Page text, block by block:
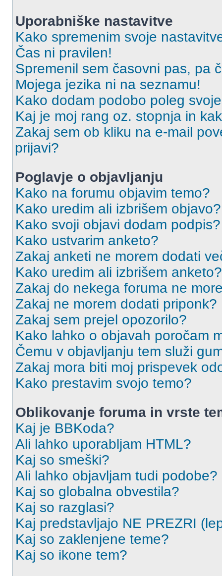
Uporabniške nastavitve
Kako spremenim svoje
Čas ni pravilen!
Spremenil sem časovni pas, pa
Mojega jezika ni na seznamu!
Kako dodam podobo poleg
Kaj je moj rang oz. stopnja in
Zakaj sem ob kliku na e-mail
prijavi?
Poglavje o objavljanju
Kako na forumu objavim temo?
Kako uredim ali izbrišem objavo?
Kako svoji objavi dodam podpis?
Kako ustvarim anketo?
Zakaj anketi ne morem dodati
Kako uredim ali izbrišem anketo?
Zakaj do nekega foruma ne
Zakaj ne morem dodati priponk?
Zakaj sem prejel opozorilo?
Kako lahko o objavah poročam
Čemu v objavljanju tem služi
Zakaj mora biti moj prispevek
Kako prestavim svojo temo?
Oblikovanje foruma in vrste
Kaj je BBKoda?
Ali lahko uporabljam HTML?
Kaj so smeški?
Ali lahko objavljam tudi podobe?
Kaj so globalna obvestila?
Kaj so razglasi?
Kaj predstavljajo NE PREZRI
Kaj so zaklenjene teme?
Kaj so ikone tem?